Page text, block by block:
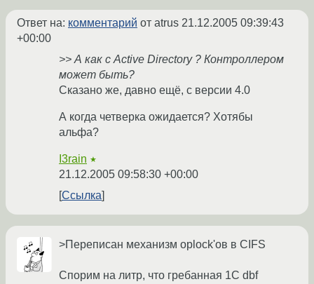
Ответ на: комментарий от atrus 21.12.2005 09:39:43
+00:00
>> А как с Active Directory ? Контроллером
может быть?
Сказано же, давно ещё, с версии 4.0
А когда четверка ожидается? Хотябы
альфа?
I3rain ★
21.12.2005 09:58:30 +00:00
Ссылка
>Переписан механизм oplock'ов в CIFS
Спорим на литр, что гребанная 1С dbf